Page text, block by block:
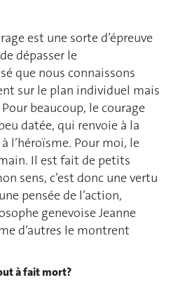
est une sorte d’épreuve
dépasser le
que nous connaissons
sur le plan individuel mais
beaucoup, le courage
datée, qui renvoie à la
l’héroïsme. Pour moi, le
Il est fait de petits
sens, c’est donc une vertu
pensée de l’action,
genevoise Jeanne
d’autres le montrent
à fait mort?